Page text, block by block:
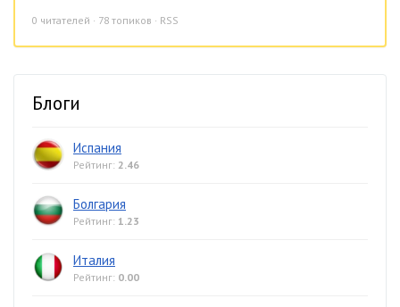
0 читателей · 78 топиков · RSS
Блоги
Испания
Рейтинг: 2.46
Болгария
Рейтинг: 1.23
Италия
Рейтинг: 0.00